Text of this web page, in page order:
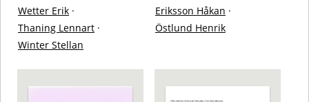
Wetter Erik ·
Thaning Lennart ·
Winter Stellan
Eriksson Håkan ·
Östlund Henrik